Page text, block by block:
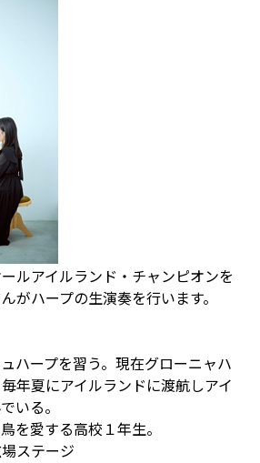
ルアイルランド・チャンピオンを
がハープの生演奏を行います。
ハープを習う。現在グローニャハ
年夏にアイルランドに渡航しアイ
いる。
を愛する高校１年生。
ステージ